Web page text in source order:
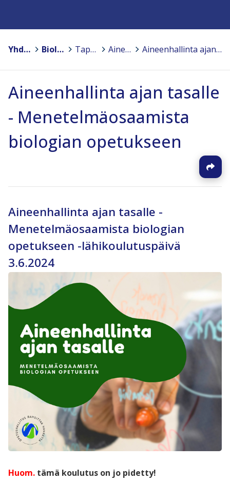
Yhdistykset Biologian ja maantieteen opettajien liitto BMOL ry. > Tapahtumat ja koulutukset > Aineenhallinta ajan tasalle -koulutuskokonaisuus 2023-2024 > Aineenhallinta ajan tasalle - Menetelmäosaamista biologian opetukseen
Aineenhallinta ajan tasalle
- Menetelmäosaamista
biologian opetukseen
Aineenhallinta ajan tasalle -
Menetelmäosaamista biologian
opetukseen -lähikoulutuspäivä
3.6.2024
Huom. tämä koulutus on jo pidetty!